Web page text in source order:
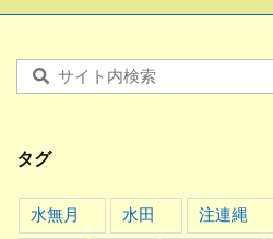
タグ
水無月 水田 注連縄